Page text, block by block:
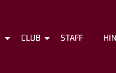
GRANATES
CLUB STAFF